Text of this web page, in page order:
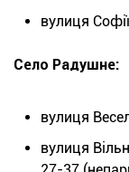
вулиця
Село Радушне:
вулиця
вулиця